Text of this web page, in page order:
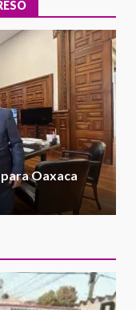
General
Garza
social para
Montiel
Salomón Jara
en
en San
Oaxaca